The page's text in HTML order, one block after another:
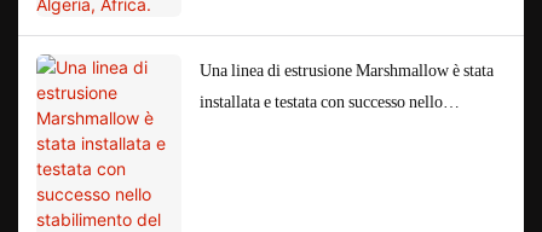
Una linea di estrusione Marshmallow è stata
installata e testata con successo nello